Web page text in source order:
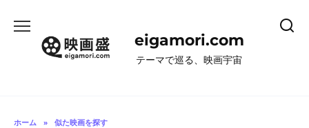
eigamori.com
テーマで巡る、映画宇宙
ホーム » 似た映画を探す